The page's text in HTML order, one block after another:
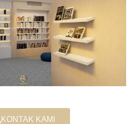
KONTAK KAMI